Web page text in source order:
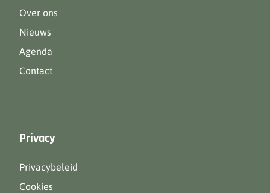
Over ons
Nieuws
Agenda
Contact
Privacy
Privacybeleid
Cookies